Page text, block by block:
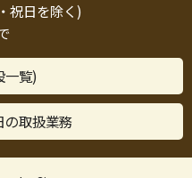
祝日を除く)
一覧)
の取扱業務